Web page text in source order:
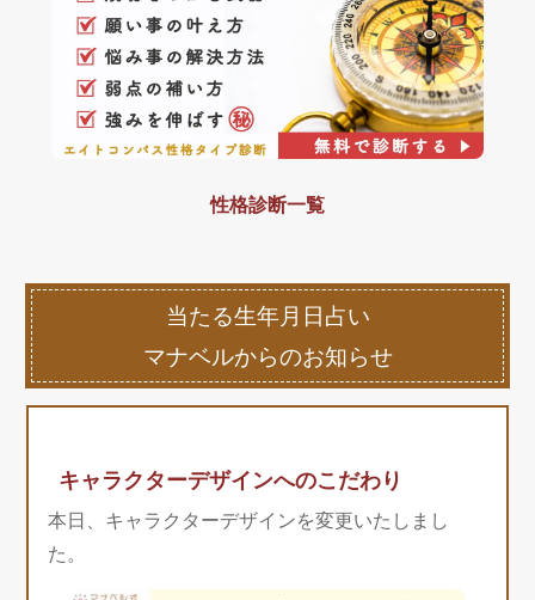
性格診断一覧
当たる生年月日占い
マナベルからのお知らせ
キャラクターデザインへのこだわり
本日、キャラクターデザインを変更いたしまし
た。